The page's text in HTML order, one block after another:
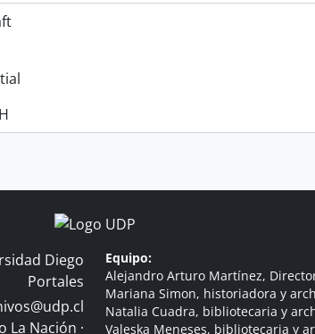
Diego
Portales
La Nación ·
Equipo:
Alejandro Arturo Martínez,
Mariana Simon, historiadora y
Natalia Cuadra, bibliotecaria y
Valeska Meneses, bibliotecaria y